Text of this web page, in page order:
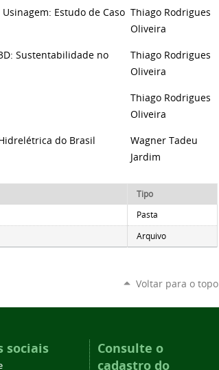
Estudo de Caso Thiago Rodrigues
Oliveira
Sustentabilidade no
Thiago Rodrigues
Oliveira
Thiago Rodrigues
Oliveira
do Brasil
Wagner Tadeu
Jardim
Tipo
Pasta
Arquivo
Voltar para o topo
sociais
Consulte o
cadastro do